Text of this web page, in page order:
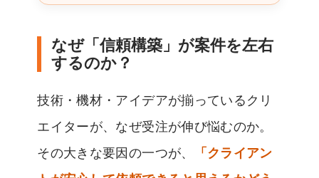
なぜ「信頼構築」が案件を左右
するのか？
技術・機材・アイデアが揃っているクリ
エイターが、なぜ受注が伸び悩むのか。
その大きな要因の一つが、
「クライアン